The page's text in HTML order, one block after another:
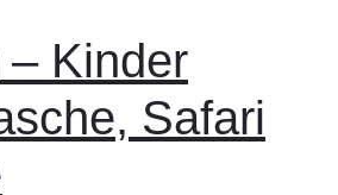
– Kinder
Safari